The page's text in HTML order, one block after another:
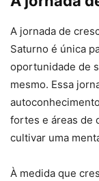
A jornada de
Saturno é única
oportunidade de
mesmo. Essa
fortes e áreas de
cultivar uma
À medida que